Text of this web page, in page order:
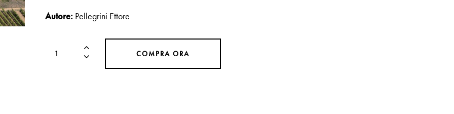
Autore: Pellegrini Ettore
COMPRA ORA